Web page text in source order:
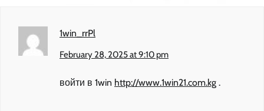
1win_rrPl
February 28, 2025 at 9:10 pm
войти в 1win http://www.1win21.com.kg .